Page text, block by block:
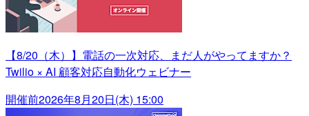
【8/20（木）】電話の一次対応、まだ人がやってますか？
Twilio × AI 顧客対応自動化ウェビナー
開催前2026年8月20日(木) 15:00